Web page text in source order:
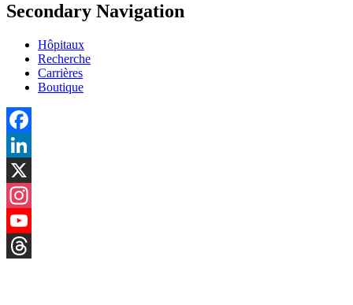
Secondary Navigation
Hôpitaux
Recherche
Carrières
Boutique
Facebook
LinkedIn
X
Instagram
YouTube